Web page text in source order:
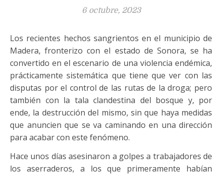
6 octubre, 2023
Los recientes hechos sangrientos en el municipio de
Madera, fronterizo con el estado de Sonora, se ha
convertido en el escenario de una violencia endémica,
prácticamente sistemática que tiene que ver con las
disputas por el control de las rutas de la droga; pero
también con la tala clandestina del bosque y, por
ende, la destrucción del mismo, sin que haya medidas
que anuncien que se va caminando en una dirección
para acabar con este fenómeno.
Hace unos días asesinaron a golpes a trabajadores de
los aserraderos, a los que primeramente habían